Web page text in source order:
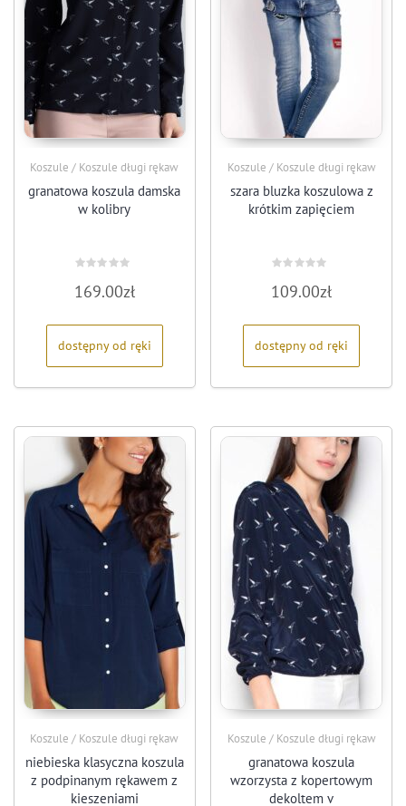
Koszule / Koszule długi rękaw
granatowa koszula damska
w kolibry
0
na
169.00zł
dostępny od ręki
Koszule / Koszule długi rękaw
szara bluzka koszulowa z
krótkim zapięciem
0
na
109.00zł
dostępny od ręki
Koszule / Koszule długi rękaw
niebieska klasyczna koszula
z podpinanym rękawem z
kieszeniami
Koszule / Koszule długi rękaw
granatowa koszula
wzorzysta z kopertowym
dekoltem v